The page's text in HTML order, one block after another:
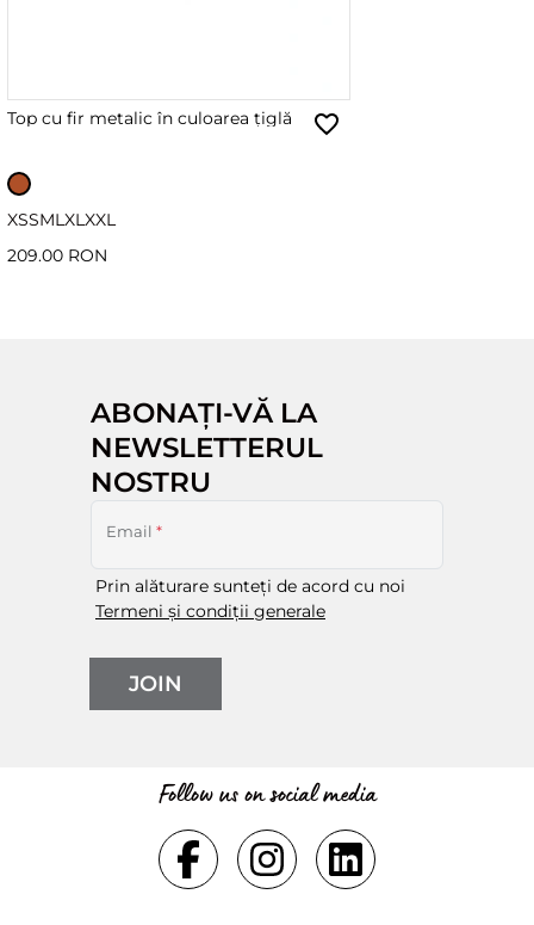
Top cu fir metalic în culoarea țiglă
XSSML XL XXL
209.00 RON
ABONAȚI-VĂ LA
NEWSLETTERUL
NOSTRU
Email *
Prin alăturare sunteți de acord cu noi
Termeni și condiții generale
JOIN
Follow us on social media